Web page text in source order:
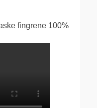
fingrene 100%